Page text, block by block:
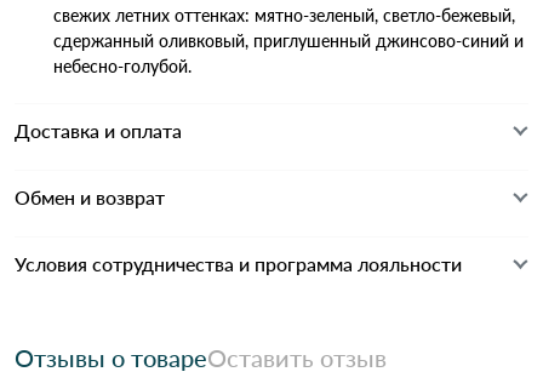
свежих летних оттенках: мятно-зеленый, светло-бежевый,
сдержанный оливковый, приглушенный джинсово-синий и
небесно-голубой.
Доставка и оплата
Обмен и возврат
Условия сотрудничества и программа лояльности
Отзывы о товареОставить отзыв